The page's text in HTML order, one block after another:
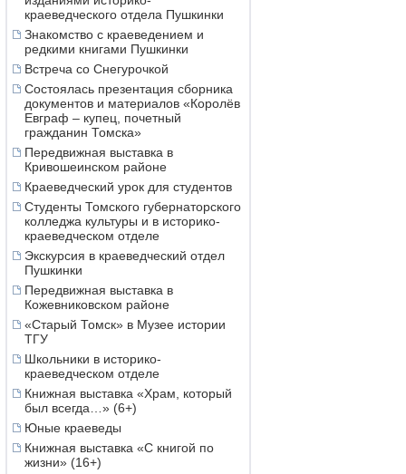
краеведческого отдела Пушкинки
Знакомство с краеведением и
редкими книгами Пушкинки
Встреча со Снегурочкой
Состоялась презентация сборника
документов и материалов «Королёв
Евграф – купец, почетный
гражданин Томска»
Передвижная выставка в
Кривошеинском районе
Краеведческий урок для студентов
Студенты Томского губернаторского
колледжа культуры и в историко-
краеведческом отделе
Экскурсия в краеведческий отдел
Пушкинки
Передвижная выставка в
Кожевниковском районе
«Старый Томск» в Музее истории
ТГУ
Школьники в историко-
краеведческом отделе
Книжная выставка «Храм, который
был всегда…» (6+)
Юные краеведы
Книжная выставка «С книгой по
жизни» (16+)